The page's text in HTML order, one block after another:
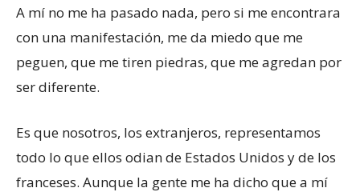
A mí no me ha pasado nada, pero si me encontrara
con una manifestación, me da miedo que me
peguen, que me tiren piedras, que me agredan por
ser diferente.
Es que nosotros, los extranjeros, representamos
todo lo que ellos odian de Estados Unidos y de los
franceses. Aunque la gente me ha dicho que a mí